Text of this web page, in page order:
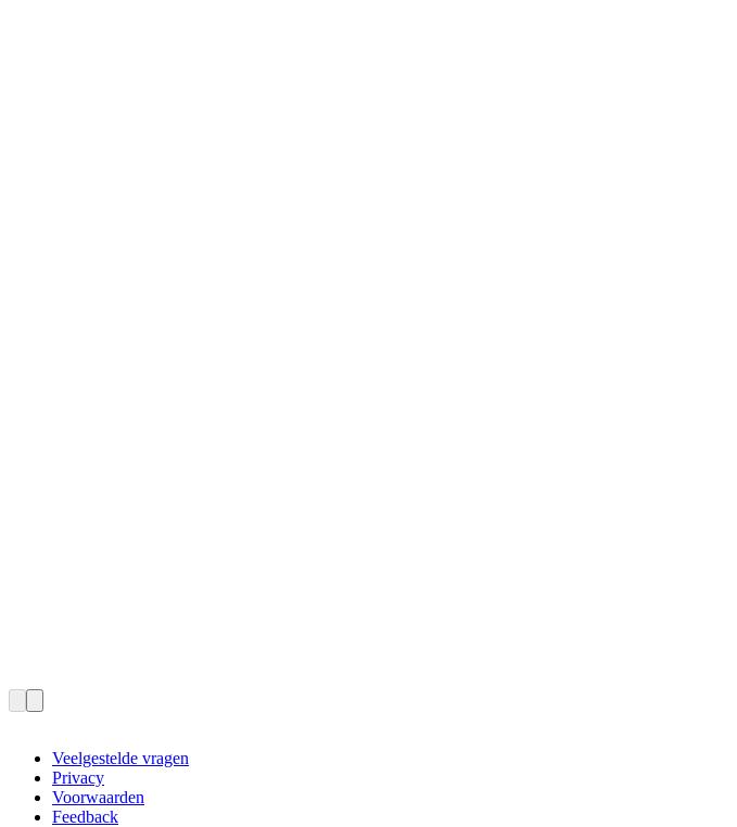
Veelgestelde vragen
Privacy
Voorwaarden
Feedback